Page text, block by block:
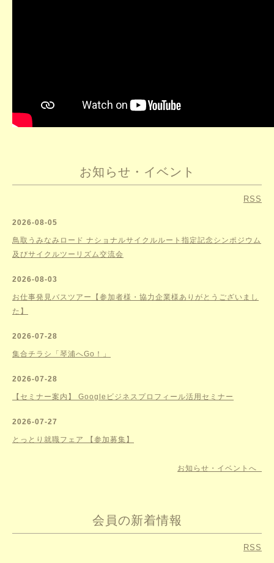
お知らせ・イベント
RSS
2026-08-05
鳥取うみなみロード ナショナルサイクルルート指定記念シンポジウム
及びサイクルツーリズム交流会
2026-08-03
お仕事発見バスツアー【参加者様・協力企業様ありがとうございまし
た】
2026-07-28
集合チラシ「琴浦へGo！」
2026-07-28
【セミナー案内】 Googleビジネスプロフィール活用セミナー
2026-07-27
とっとり就職フェア 【参加募集】
お知らせ・イベントへ
会員の新着情報
RSS